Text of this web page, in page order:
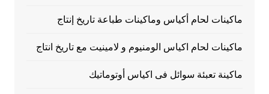
ماكينات لحام أكياس وماكينات طباعة تاريخ إنتاج
ماكينات لحام اكياس الومنيوم و لامينيت مع تاريخ انتاج
ماكينة تعبئة سوائل فى اكياس أوتوماتيك